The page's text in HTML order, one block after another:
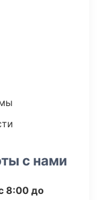
с нами
8:00 до